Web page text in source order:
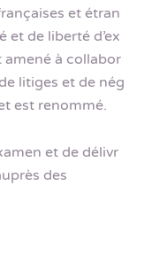
et étran
et de liberté d’ex
amené à collabor
litiges et de nég
est renommé.
et de délivr
des